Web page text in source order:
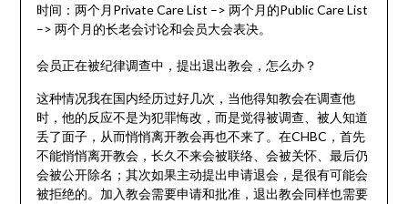
时间：两个月Private Care List –> 两个月的Public Care List
–> 两个月的长老会讨论和会员大会表决。
会员正在被纪律调查中，提出退出教会，怎么办？
这种情况我在国内经历过好几次，当他得知教会在调查他
时，他的反应不是为犯罪悔改，而是觉得被调查、被人知道
丢了面子，从而悄悄离开教会再也不来了。在CHBC，首先
不能悄悄离开教会，长久不来会被联络、会被关怀、最后仍
会被公开除名；其次如果主动提出申请退会，是很有可能会
被拒绝的。加入教会需要申请和批准，退出教会同样也需要